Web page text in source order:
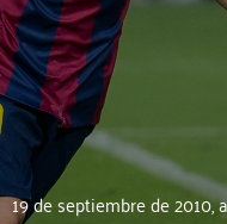
19 de septiembre de 2010,